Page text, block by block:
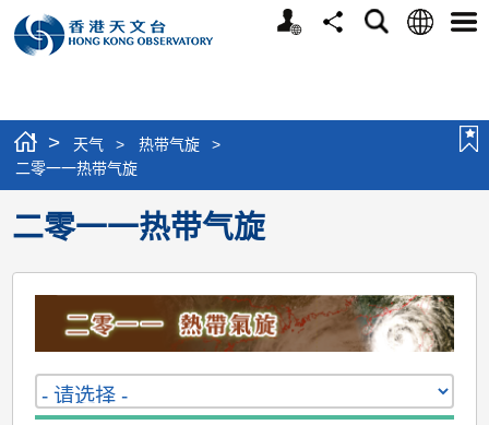
个
分
搜
语
选
> 天气 > 热带气旋
>
二零一一热带气旋
二零一一热带气旋